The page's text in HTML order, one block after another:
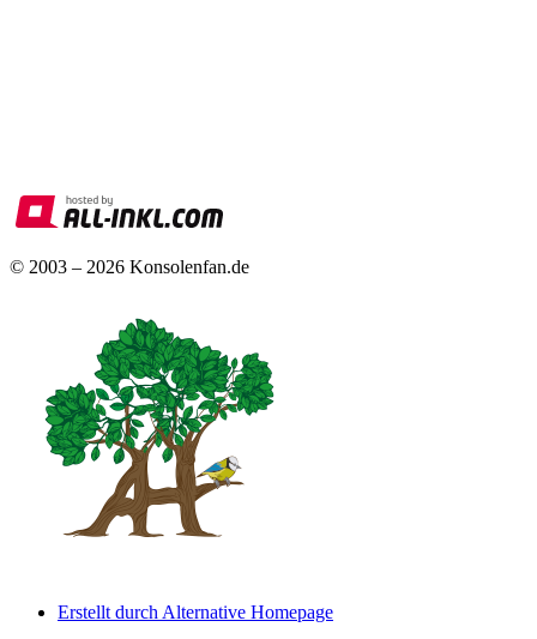
© 2003 – 2026 Konsolenfan.de
Erstellt durch Alternative Homepage